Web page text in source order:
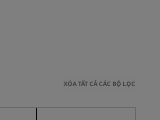
XÓA TẤT CẢ CÁC BỘ LỌC